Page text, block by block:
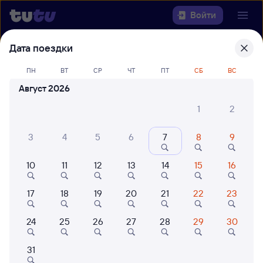
Войти
Выберите день, чтобы найти
билеты Ангарск — Спасск-Дальний
Откуда
Кто едет
Найти поезда
Дата поездки
ПН ВТ СР ЧТ ПТ СБ ВС
Август 2026
1
2
3 4 5 6 7 8 9
10 11 12 13 14 15 16
17 18 19 20 21 22 23
24 25 26 27 28 29 30
31